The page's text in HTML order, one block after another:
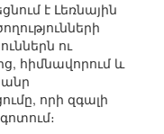
է Լեռնային
ու
հիմնավորում և
որի զգալի